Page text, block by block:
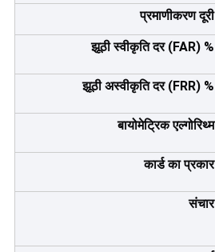
प्रमाणीकरण दूरी
झूठी स्वीकृति दर (FAR) %
झूठी अस्वीकृति दर (FRR) %
बायोमेट्रिक एल्गोरिथ्म
कार्ड का प्रकार
संचार